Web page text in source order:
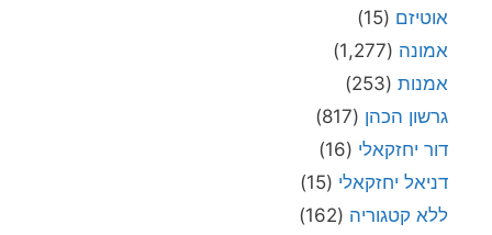
אוטיזם (15)
אמונה (1,277)
אמנות (253)
גרשון הכהן (817)
דור יחזקאלי (16)
דניאל יחזקאלי (15)
ללא קטגוריה (162)